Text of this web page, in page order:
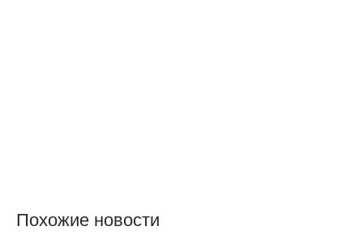
Похожие новости